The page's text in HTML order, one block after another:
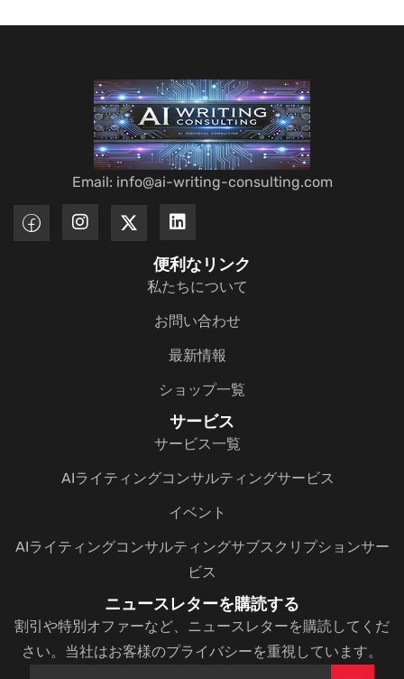
Email: info@ai-writing-consulting.com
便利なリンク
私たちについて
お問い合わせ
最新情報
ショップ一覧
サービス
サービス一覧
AIライティングコンサルティングサービス
イベント
AIライティングコンサルティングサブスクリプションサー
ビス
ニュースレターを購読する
割引や特別オファーなど、ニュースレターを購読してくだ
さい。当社はお客様のプライバシーを重視しています。